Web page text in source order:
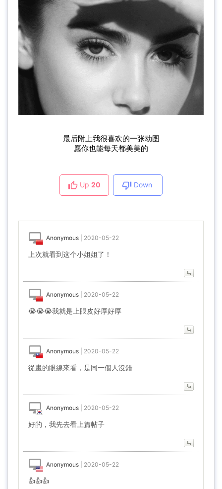
最后附上我很喜欢的一张动图
愿你也能每天都美美的
Up 20 Down
Anonymous 2020-05-22
上次就看到这个小姐姐了！
Anonymous 2020-05-22
😭😭😭我就是上眼皮好厚好厚
Anonymous 2020-05-22
從畫的眼線來看，是同一個人沒錯
Anonymous 2020-05-22
好的，我先去看上篇帖子
Anonymous 2020-05-22
👍👍👍